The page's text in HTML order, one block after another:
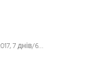
7 днів/6…